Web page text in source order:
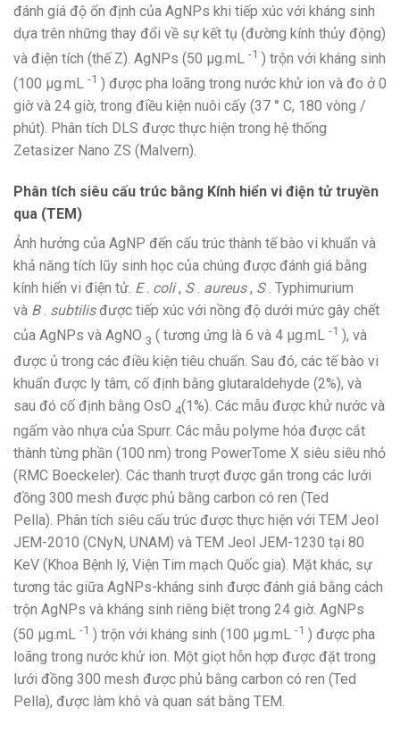
đánh giá độ ổn định của AgNPs khi tiếp xúc với kháng sinh
dựa trên những thay đổi về sự kết tụ (đường kính thủy động)
và điện tích (thế Z). AgNPs (50 μg.mL -1 ) trộn với kháng sinh
(100 μg.mL -1 ) được pha loãng trong nước khử ion và đo ở 0
giờ và 24 giờ, trong điều kiện nuôi cấy (37 ° C, 180 vòng /
phút). Phân tích DLS được thực hiện trong hệ thống
Zetasizer Nano ZS (Malvern).
Phân tích siêu cấu trúc bằng Kính hiển vi điện tử truyền
qua (TEM)
Ảnh hưởng của AgNP đến cấu trúc thành tế bào vi khuẩn và
khả năng tích lũy sinh học của chúng được đánh giá bằng
kính hiển vi điện tử. E. coli, S. aureus, S. Typhimurium
và B. subtilisđược tiếp xúc với nồng độ dưới mức gây chết
của AgNPs và AgNO 3 ( tương ứng là 6 và 4 μg.mL -1 ), và
được ủ trong các điều kiện tiêu chuẩn. Sau đó, các tế bào vi
khuẩn được ly tâm, cố định bằng glutaraldehyde (2%), và
sau đó cố định bằng OsO 4(1%). Các mẫu được khử nước và
ngấm vào nhựa của Spurr. Các mẫu polyme hóa được cắt
thành từng phần (100 nm) trong PowerTome X siêu siêu nhỏ
(RMC Boeckeler). Các thanh trượt được gắn trong các lưới
đồng 300 mesh được phủ bằng carbon có ren (Ted
Pella). Phân tích siêu cấu trúc được thực hiện với TEM Jeol
JEM-2010 (CNyN, UNAM) và TEM Jeol JEM-1230 tại 80
KeV (Khoa Bệnh lý, Viện Tim mạch Quốc gia). Mặt khác, sự
tương tác giữa AgNPs-kháng sinh được đánh giá bằng cách
trộn AgNPs và kháng sinh riêng biệt trong 24 giờ. AgNPs
(50 μg.mL -1 ) trộn với kháng sinh (100 μg.mL -1 ) được pha
loãng trong nước khử ion. Một giọt hỗn hợp được đặt trong
lưới đồng 300 mesh được phủ bằng carbon có ren (Ted
Pella), được làm khô và quan sát bằng TEM.